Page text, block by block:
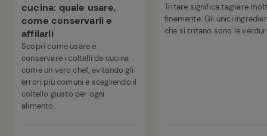
cucina: quale usare,
come conservarli e
affilarli
Scopri come usare e
conservare i coltelli da cucina
come un vero chef, evitando gli
errori più comuni e scegliendo il
coltello giusto per ogni
alimento.
Tritare significa tagliare
finemente. Gli unici
che si tritano sono le